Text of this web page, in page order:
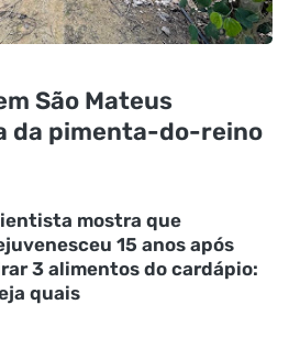
São Mateus
da pimenta-do-reino
mostra que
15 anos após
3 alimentos do cardápio:
quais